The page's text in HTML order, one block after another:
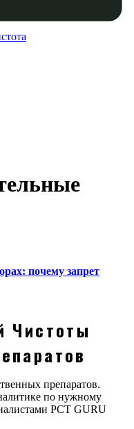
почему запрет
Чистоты
препаратов.
по нужному
PCT GURU